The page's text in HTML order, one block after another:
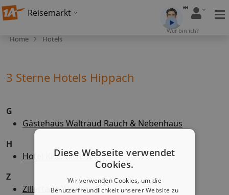
Reisemarkt
Wer bin ich?
Home Hotels
3 Sterne Hotels Hippach
G
Gästehaus Waltraud Rauch & Nebenhaus
H
Hotel Kirchbichlhof
Z
Zillertaler Weinstadl
Diese Webseite verwendet
Cookies.
Wir verwenden Cookies, um die
Benutzerfreundlichkeit unserer Website zu